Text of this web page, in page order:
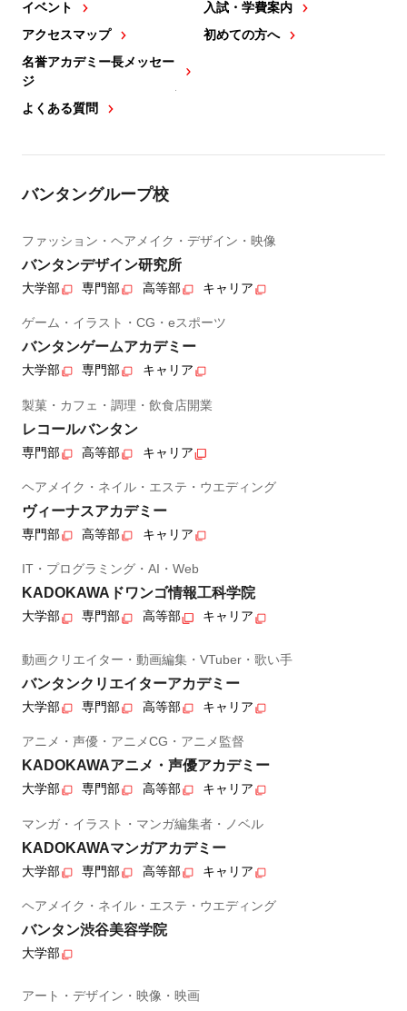
イベント
アクセスマップ
名誉アカデミー長メッセー
ジ
よくある質問
入試・学費案内
初めての方へ
バンタングループ校
ファッション・ヘアメイク・デザイン・映像
バンタンデザイン研究所
大学部 専門部 高等部 キャリア
ゲーム・イラスト・CG・eスポーツ
バンタンゲームアカデミー
大学部 専門部 キャリア
製菓・カフェ・調理・飲食店開業
レコールバンタン
専門部 高等部 キャリア
ヘアメイク・ネイル・エステ・ウエディング
ヴィーナスアカデミー
専門部 高等部 キャリア
IT・プログラミング・AI・Web
KADOKAWAドワンゴ情報工科学院
大学部 専門部 高等部 キャリア
動画クリエイター・動画編集・VTuber・歌い手
バンタンクリエイターアカデミー
大学部 専門部 高等部 キャリア
アニメ・声優・アニメCG・アニメ監督
KADOKAWAアニメ・声優アカデミー
大学部 専門部 高等部 キャリア
マンガ・イラスト・マンガ編集者・ノベル
KADOKAWAマンガアカデミー
大学部 専門部 高等部 キャリア
ヘアメイク・ネイル・エステ・ウエディング
バンタン渋谷美容学院
大学部
アート・デザイン・映像・映画